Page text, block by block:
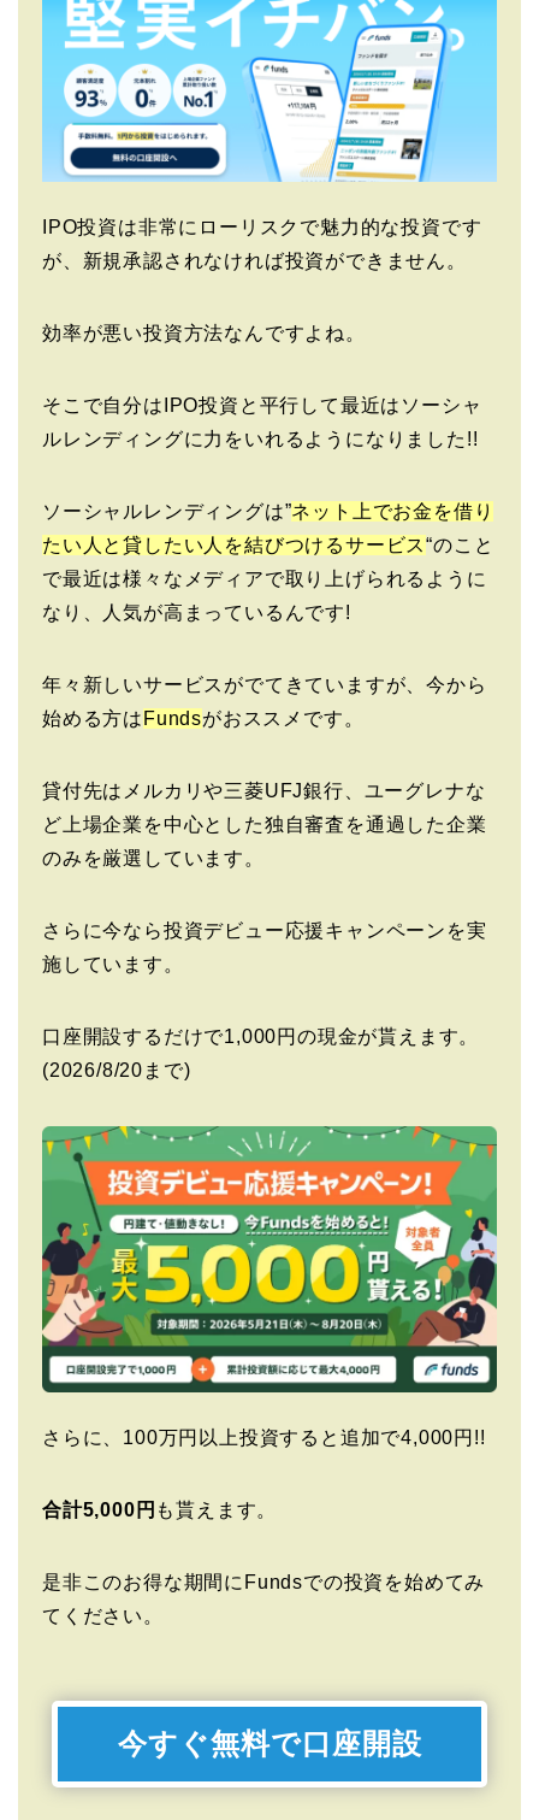
IPO投資は非常にローリスクで魅力的な投資です
が、新規承認されなければ投資ができません。
効率が悪い投資方法なんですよね。
そこで自分はIPO投資と平行して最近はソーシャ
ルレンディングに力をいれるようになりました!!
ソーシャルレンディングは”ネット上でお金を借り
たい人と貸したい人を結びつけるサービス“のこと
で最近は様々なメディアで取り上げられるように
なり、人気が高まっているんです!
年々新しいサービスがでてきていますが、今から
始める方は Fundsがおススメです。
貸付先はメルカリや三菱UFJ銀行、ユーグレナな
ど上場企業を中心とした独自審査を通過した企業
のみを厳選しています。
さらに今なら投資デビュー応援キャンペーンを実
施しています。
口座開設するだけで1,000円の現金が貰えます。
(2026/8/20まで)
さらに、100万円以上投資すると追加で4,000円!!
合計5,000円 も貰えます。
是非このお得な期間にFundsでの投資を始めてみ
てください。
今すぐ無料で口座開設